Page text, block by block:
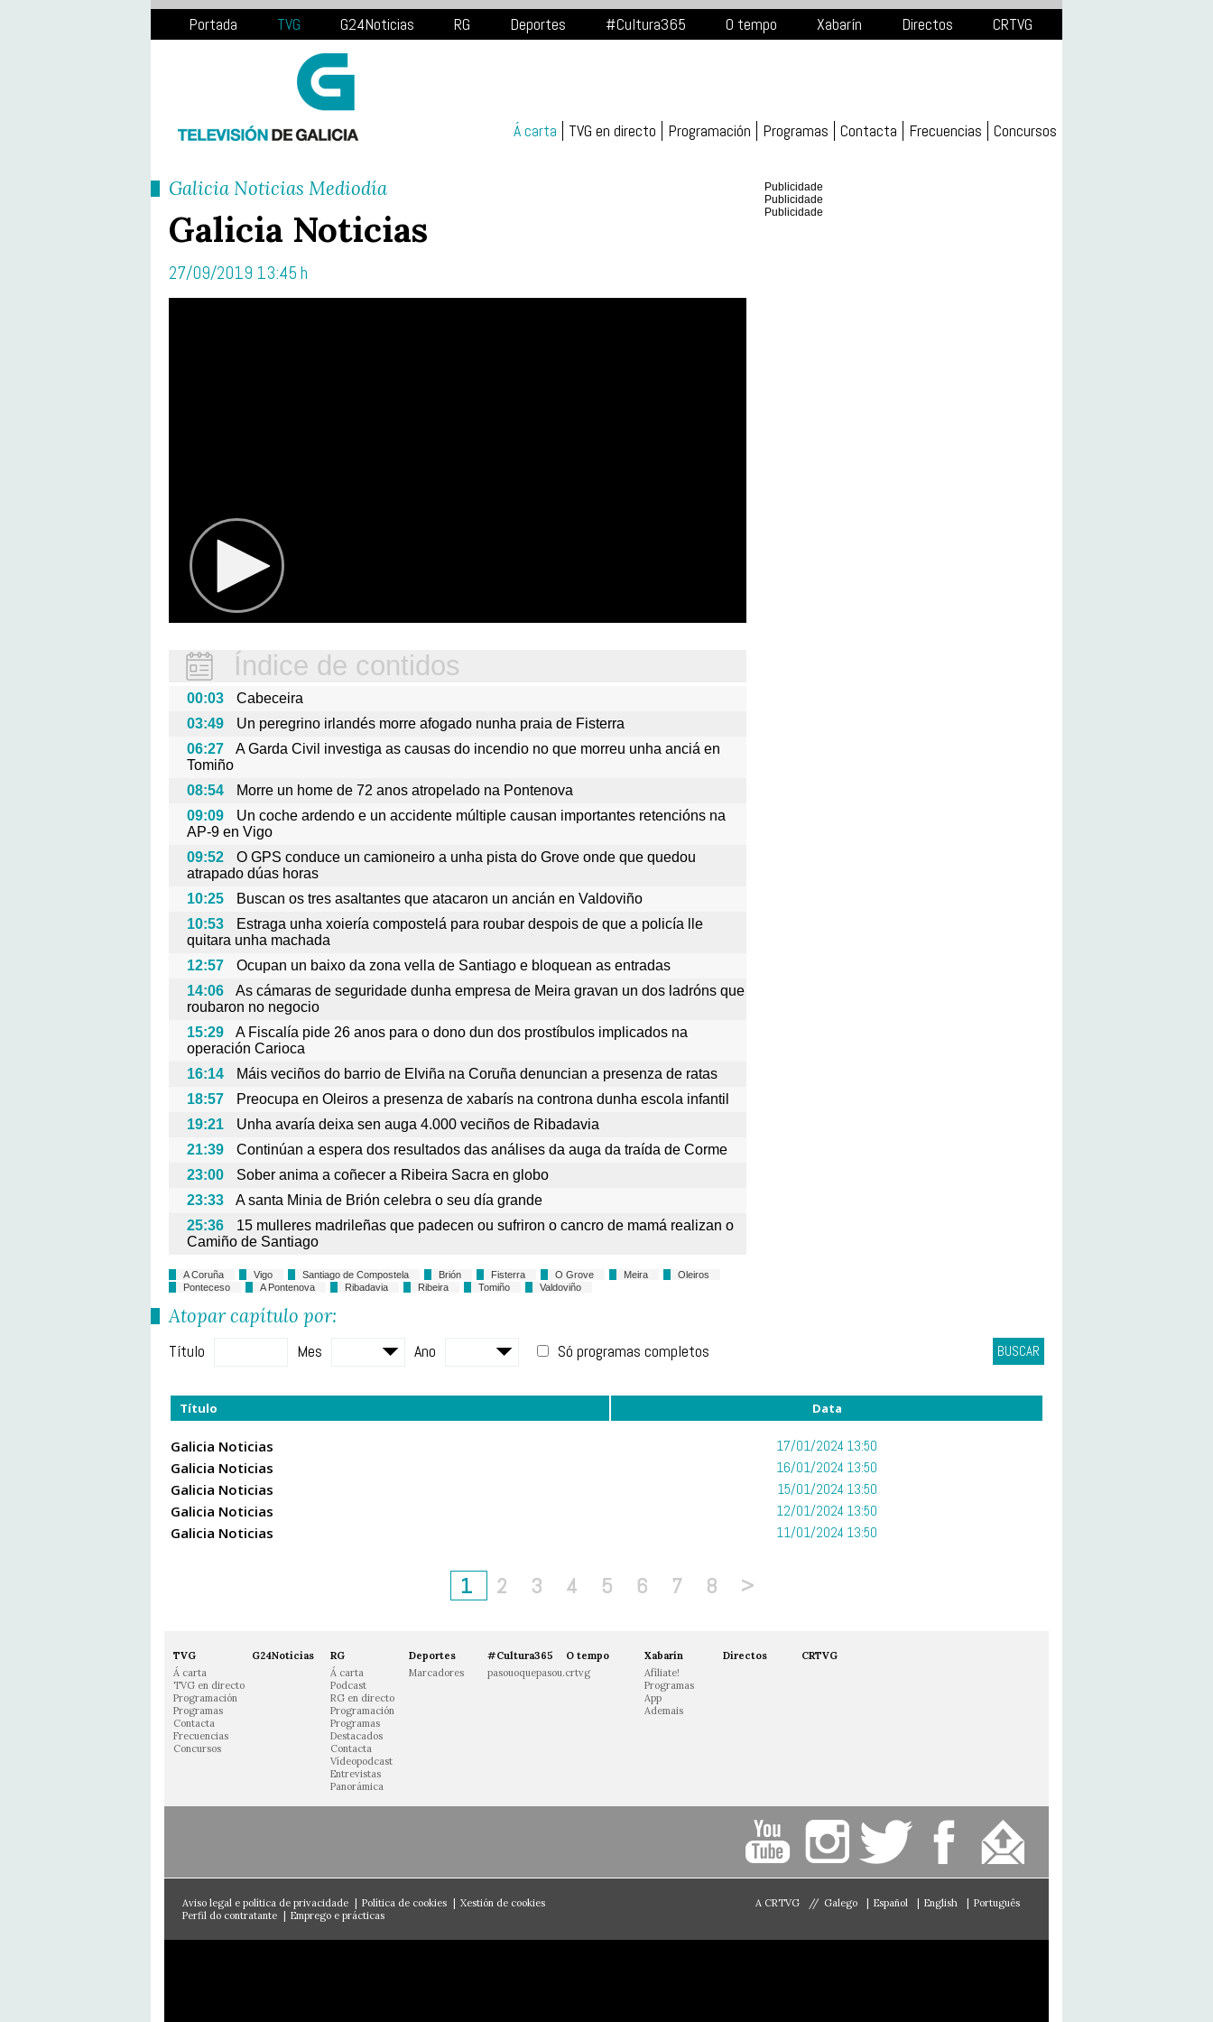
Portada TVG G24Noticias RG Deportes #Cultura365 O tempo Xabarín Directos CRTVG
Á carta TVG en directo Programación Programas Contacta Frecuencias Concursos
Galicia Noticias Mediodía
Galicia Noticias
27/09/2019 13:45 h
Índice de contidos
00:03
Cabeceira
03:49
Un peregrino irlandés morre afogado nunha praia de Fisterra
06:27
A Garda Civil investiga as causas do incendio no que morreu unha anciá en
Tomiño
08:54
Morre un home de 72 anos atropelado na Pontenova
09:09
Un coche ardendo e un accidente múltiple causan importantes retencións na
AP-9 en Vigo
09:52
O GPS conduce un camioneiro a unha pista do Grove onde que quedou
atrapado dúas horas
10:25
Buscan os tres asaltantes que atacaron un ancián en Valdoviño
10:53
Estraga unha xoiería compostelá para roubar despois de que a policía lle
quitara unha machada
12:57
Ocupan un baixo da zona vella de Santiago e bloquean as entradas
14:06
As cámaras de seguridade dunha empresa de Meira gravan un dos ladróns que
roubaron no negocio
15:29
A Fiscalía pide 26 anos para o dono dun dos prostíbulos implicados na
operación Carioca
16:14
Máis veciños do barrio de Elviña na Coruña denuncian a presenza de ratas
18:57
Preocupa en Oleiros a presenza de xabarís na controna dunha escola infantil
19:21
Unha avaría deixa sen auga 4.000 veciños de Ribadavia
21:39
Continúan a espera dos resultados das análises da auga da traída de Corme
23:00
Sober anima a coñecer a Ribeira Sacra en globo
23:33
A santa Minia de Brión celebra o seu día grande
25:36
15 mulleres madrileñas que padecen ou sufriron o cancro de mamá realizan o
Camiño de Santiago
A Coruña Vigo Santiago de Compostela Brión Fisterra O Grove Meira
Oleiros
Ponteceso
A Pontenova Ribadavia Ribeira Tomiño Valdoviño
Publicidade
Publicidade
Publicidade
Atopar capítulo por:
Título Mes Ano Só programas completos BUSCAR
Título Data
Galicia Noticias 17/01/2024 13:50
Galicia Noticias 16/01/2024 13:50
Galicia Noticias 15/01/2024 13:50
Galicia Noticias 12/01/2024 13:50
Galicia Noticias 11/01/2024 13:50
1 2 3 4 5 6 7 8 >
TVG
Á carta
TVG en directo
Programación
Programas
Contacta
Frecuencias
Concursos
G24Noticias
RG
Á carta
Podcast
RG en directo
Programación
Programas
Destacados
Contacta
Vídeopodcast
Entrevistas
Panorámica
Deportes
Marcadores
#Cultura365
pasouoquepasou.crtvg
O tempo
Xabarín
Afíliate!
Programas
App
Ademais
Directos CRTVG
Aviso legal e política de privacidade Política de cookies
Xestión de cookies
Perfil do contratante
Emprego e prácticas
A CRTVG // Galego Español English Português